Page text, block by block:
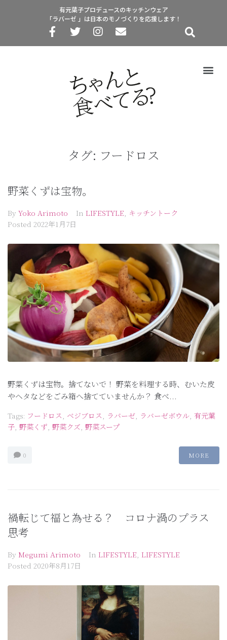
有元葉子プロデュースのキッチンウェア
「ラバーゼ 」は日本のモノづくりを応援します！
タグ: フードロス
野菜くずは宝物。
By Yoko Arimoto In LIFESTYLE, キッチントーク
Posted 2022年1月7日
野菜くずは宝物。捨てないで！ 野菜を料理する時、むいた皮
やヘタなどをごみ箱へ捨てていませんか？ 食べ...
Tags: フードロス ベジブロス ラバーゼ ラバーゼボウル 有元葉
子 野菜くず 野菜クズ 野菜スープ
0 MORE
禍転じて福と為せる？ コロナ渦のプラス
思考
By Megumi Arimoto In LIFESTYLE LIFESTYLE
Posted 2020年8月17日